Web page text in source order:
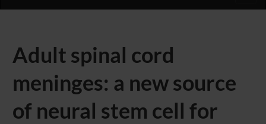
Adult spinal cord
meninges: a new source
of neural stem cell for